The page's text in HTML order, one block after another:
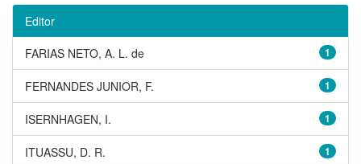
Editor
1
FARIAS NETO, A. L. de
1
FERNANDES JUNIOR, F.
1
ISERNHAGEN, I.
1
ITUASSU, D. R.